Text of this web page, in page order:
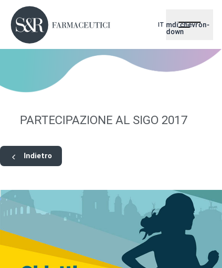
IT mdi:chevron-
down
PARTECIPAZIONE AL SIGO 2017
Indietro